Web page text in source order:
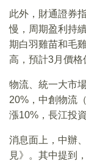
此外，財通證券
慢，周期盈利持
期白羽雞苗和毛
高，預計3月價格
物流、統一大市
20%，中創物流（
漲10%，長江投
消息面上，中辦
見》。其中提到